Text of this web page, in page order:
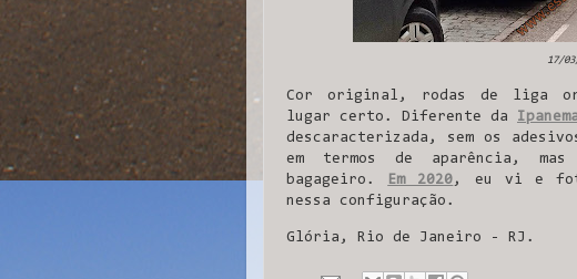
17/
Cor original, rodas de liga
lugar certo. Diferente da
descaracterizada, sem os
em termos de aparência,
bagageiro.
Em 2020 , eu vi e
nessa configuração.
Glória, Rio de Janeiro - RJ.